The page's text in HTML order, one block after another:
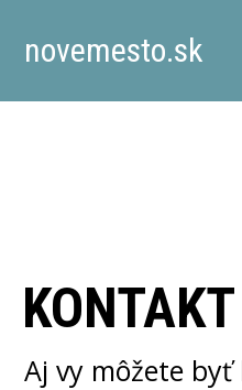
novemesto.sk
KONTAKT
Aj vy môžete byť